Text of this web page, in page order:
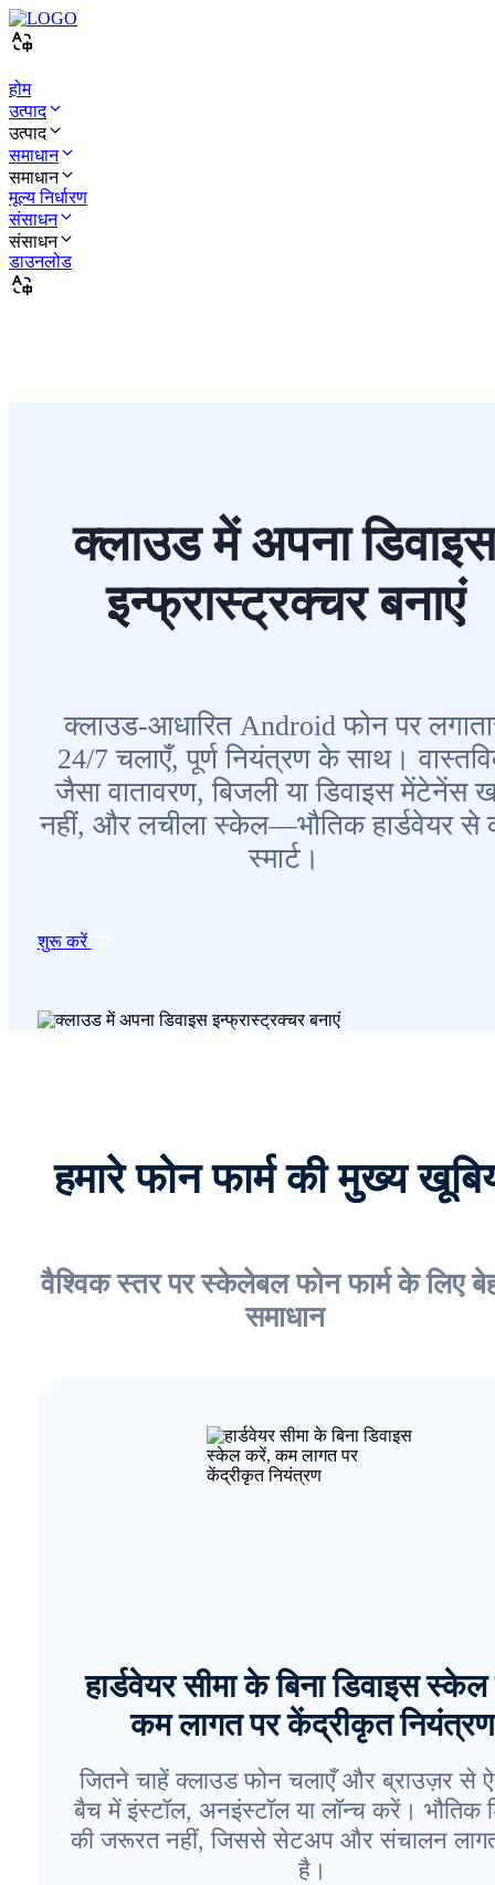
होम
उत्पाद
उत्पाद
समाधान
समाधान
मूल्य निर्धारण
संसाधन
संसाधन
डाउनलोड
क्लाउड में अपना
इन्फ्रास्ट्रक्चर बनाएं
क्लाउड-आधारित Android फोन पर
24/7 चलाएँ, पूर्ण नियंत्रण के साथ।
जैसा वातावरण, बिजली या डिवाइस मेंटेनेंस
नहीं, और लचीला स्केल—भौतिक हार्डवेयर से
स्मार्ट।
शुरू करें
हमारे फोन फार्म की मुख्य
वैश्विक स्तर पर स्केलेबल फोन फार्म के लिए
समाधान
हार्डवेयर सीमा के बिना डिवाइस
कम लागत पर केंद्रीकृत नियंत्रण
जितने चाहें क्लाउड फोन चलाएँ और ब्राउज़र से
बैच में इंस्टॉल, अनइंस्टॉल या लॉन्च करें। भौतिक
की जरूरत नहीं, जिससे सेटअप और संचालन
है।